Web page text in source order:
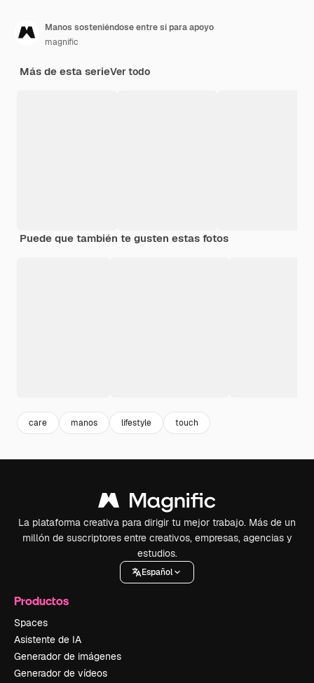
Manos sosteniéndose entre sí para apoyo
magnific
Más de esta serieVer todo
Puede que también te gusten estas fotos
care manos lifestyle touch
La plataforma creativa para dirigir tu mejor trabajo. Más de un
millón de suscriptores entre creativos, empresas, agencias y
estudios.
Español
Productos
Spaces
Asistente de IA
Generador de imágenes
Generador de vídeos